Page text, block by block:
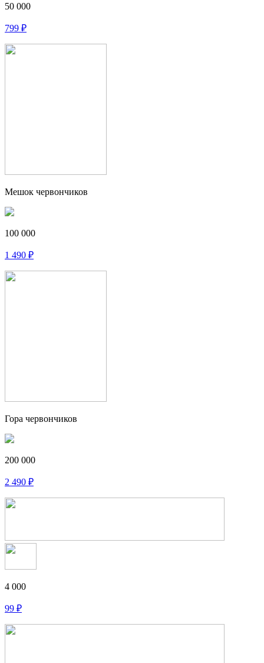
50 000
799 ₽
Мешок червончиков
100 000
1 490 ₽
Гора червончиков
200 000
2 490 ₽
4 000
99 ₽